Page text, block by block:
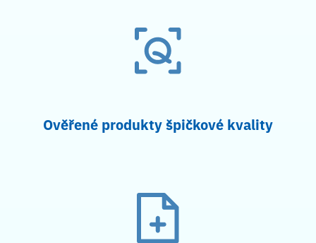
Ověřené produkty špičkové kvality